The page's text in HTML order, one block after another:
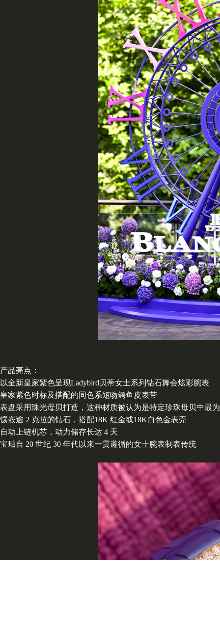
产品亮点：
以全新皇家紫色呈现Ladybird贝蒂女士系列钻石舞会炫彩腕表
皇家紫色时标及搭配的同色系短吻鳄鱼皮表带
表盘采用珠光母贝打造，这种材质被认为是特定珍珠母贝中最
镶嵌逾 2 克拉的钻石，搭配18K 红金或18K白色金表壳
自动上链机芯，动力储存长达 4 天
宝珀自 20 世纪 30 年代以来一贯遵循的女士腕表制表传统